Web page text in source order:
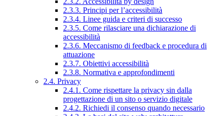
2.3.3. Principi per l’accessibilità
2.3.4. Linee guida e criteri di successo
2.3.5. Come rilasciare una dichiarazione di
accessibilità
2.3.6. Meccanismo di feedback e procedura di
attuazione
2.3.7. Obiettivi accessibilità
2.3.8. Normativa e approfondimenti
2.4. Privacy
2.4.1. Come rispettare la privacy sin dalla
progettazione di un sito o servizio digitale
2.4.2. Richiedi il consenso quando necessario